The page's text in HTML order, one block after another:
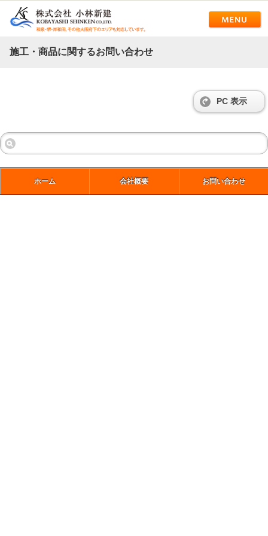
施工・商品に関するお問い合わせ
PC 表示
ホーム 会社概要 お問い合わせ